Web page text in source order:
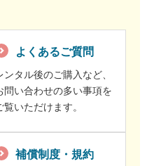
よくあるご質問
ンタル後のご購入など、
問い合わせの多い事項を
覧いただけます。
補償制度・規約